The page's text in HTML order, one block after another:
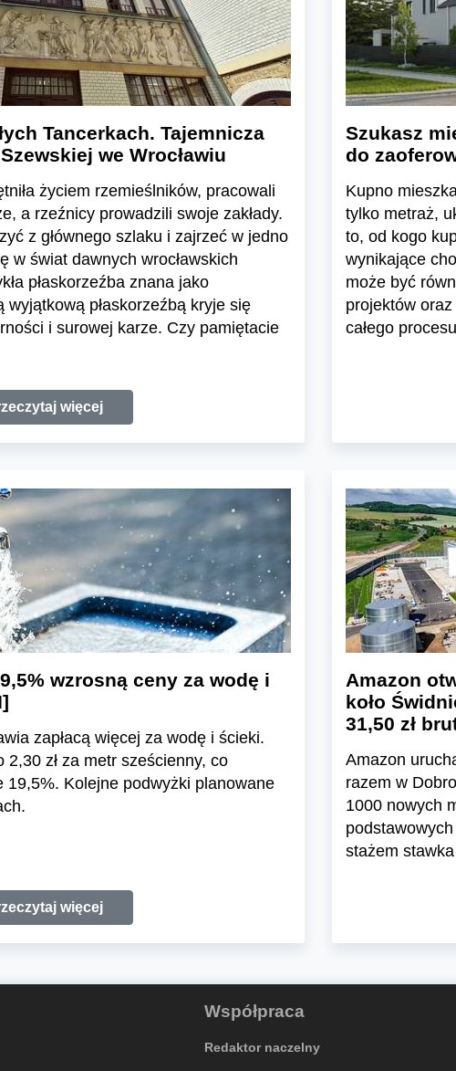
Tancerkach. Tajemnicza
we Wrocławiu
życiem rzemieślników, pracowali
a rzeźnicy prowadzili swoje zakłady.
z głównego szlaku i zajrzeć w jedno
w świat dawnych wrocławskich
płaskorzeźba znana jako
wyjątkową płaskorzeźbą kryje się
i surowej karze. Czy pamiętacie
więcej
Szukasz
do
Kupno
tylko metraż,
to, od kogo
wynikające
może być
projektów
całego
wzrosną ceny za wodę i
zapłacą więcej za wodę i ścieki.
zł za metr sześcienny, co
19,5%. Kolejne podwyżki planowane
więcej
Amazon
koło
31,50 zł
Amazon
razem w
1000 nowych
stażem
Współpraca
Redaktor naczelny